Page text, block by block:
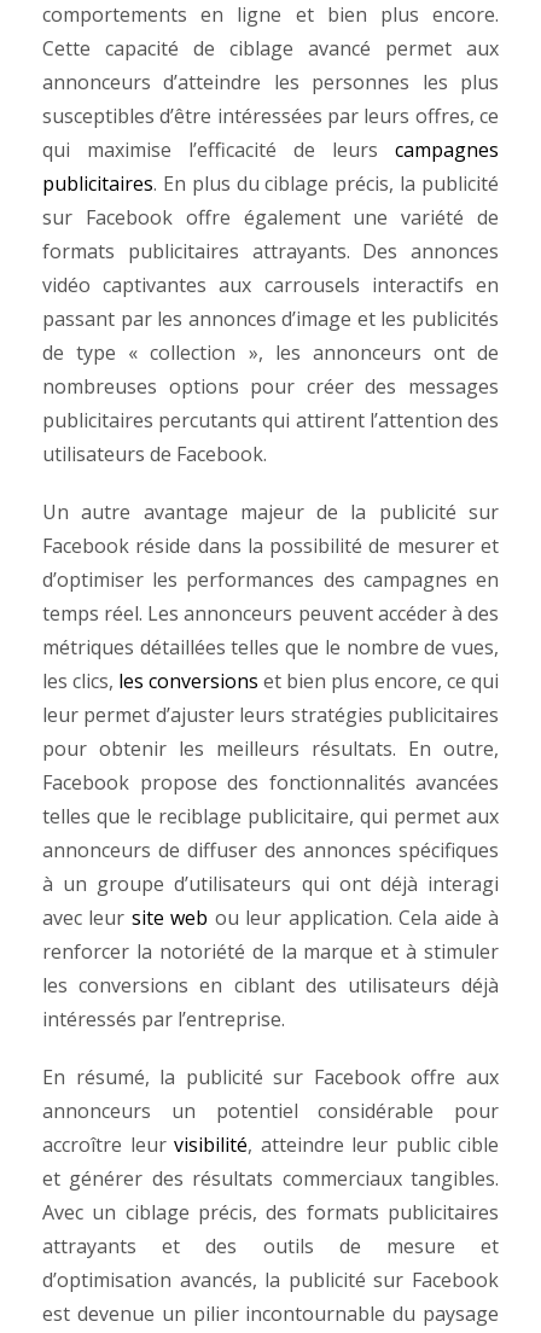
comportements en ligne et bien plus encore.
Cette capacité de ciblage avancé permet aux
annonceurs d’atteindre les personnes les plus
susceptibles d’être intéressées par leurs offres, ce
qui maximise l’efficacité de leurs campagnes
publicitaires. En plus du ciblage précis, la publicité
sur Facebook offre également une variété de
formats publicitaires attrayants. Des annonces
vidéo captivantes aux carrousels interactifs en
passant par les annonces d’image et les publicités
de type « collection », les annonceurs ont de
nombreuses options pour créer des messages
publicitaires percutants qui attirent l’attention des
utilisateurs de Facebook.
Un autre avantage majeur de la publicité sur
Facebook réside dans la possibilité de mesurer et
d’optimiser les performances des campagnes en
temps réel. Les annonceurs peuvent accéder à des
métriques détaillées telles que le nombre de vues,
les clics, les conversions et bien plus encore, ce qui
leur permet d’ajuster leurs stratégies publicitaires
pour obtenir les meilleurs résultats. En outre,
Facebook propose des fonctionnalités avancées
telles que le reciblage publicitaire, qui permet aux
annonceurs de diffuser des annonces spécifiques
à un groupe d’utilisateurs qui ont déjà interagi
avec leur site web ou leur application. Cela aide à
renforcer la notoriété de la marque et à stimuler
les conversions en ciblant des utilisateurs déjà
intéressés par l’entreprise.
En résumé, la publicité sur Facebook offre aux
annonceurs un potentiel considérable pour
accroître leur visibilité, atteindre leur public cible
et générer des résultats commerciaux tangibles.
Avec un ciblage précis, des formats publicitaires
attrayants et des outils de mesure et
d’optimisation avancés, la publicité sur Facebook
est devenue un pilier incontournable du paysage